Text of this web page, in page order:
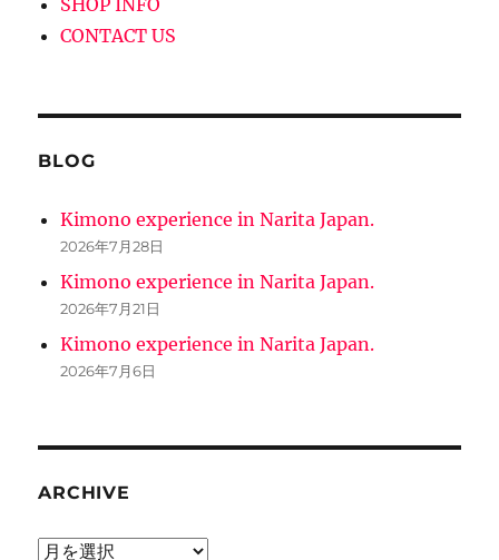
SHOP INFO
CONTACT US
BLOG
Kimono experience in Narita Japan.
2026年7月28日
Kimono experience in Narita Japan.
2026年7月21日
Kimono experience in Narita Japan.
2026年7月6日
ARCHIVE
ARCHIVE